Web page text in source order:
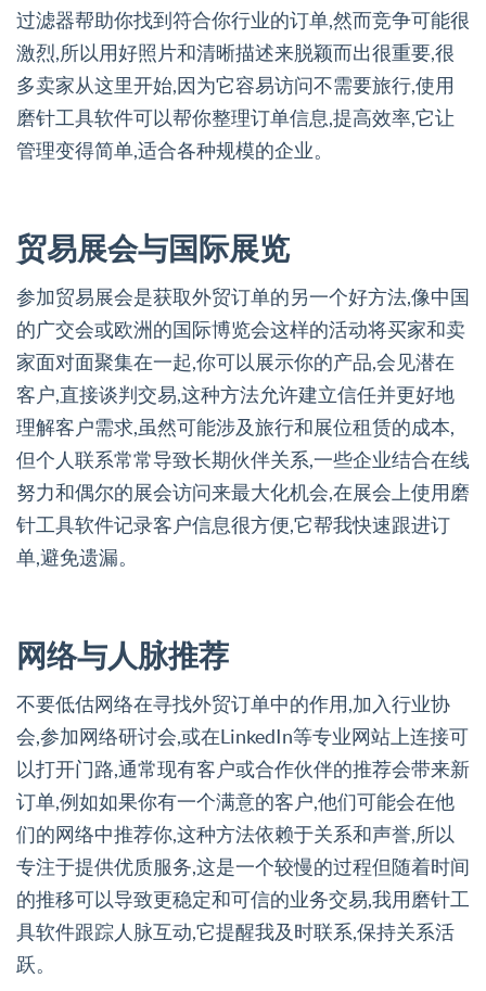
过滤器帮助你找到符合你行业的订单,然而竞争可能很
激烈,所以用好照片和清晰描述来脱颖而出很重要,很
多卖家从这里开始,因为它容易访问不需要旅行,使用
磨针工具软件可以帮你整理订单信息,提高效率,它让
管理变得简单,适合各种规模的企业。
贸易展会与国际展览
参加贸易展会是获取外贸订单的另一个好方法,像中国
的广交会或欧洲的国际博览会这样的活动将买家和卖
家面对面聚集在一起,你可以展示你的产品,会见潜在
客户,直接谈判交易,这种方法允许建立信任并更好地
理解客户需求,虽然可能涉及旅行和展位租赁的成本,
但个人联系常常导致长期伙伴关系,一些企业结合在线
努力和偶尔的展会访问来最大化机会,在展会上使用磨
针工具软件记录客户信息很方便,它帮我快速跟进订
单,避免遗漏。
网络与人脉推荐
不要低估网络在寻找外贸订单中的作用,加入行业协
会,参加网络研讨会,或在LinkedIn等专业网站上连接可
以打开门路,通常现有客户或合作伙伴的推荐会带来新
订单,例如如果你有一个满意的客户,他们可能会在他
们的网络中推荐你,这种方法依赖于关系和声誉,所以
专注于提供优质服务,这是一个较慢的过程但随着时间
的推移可以导致更稳定和可信的业务交易,我用磨针工
具软件跟踪人脉互动,它提醒我及时联系,保持关系活
跃。